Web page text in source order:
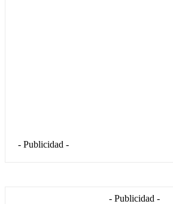
- Publicidad -
- Publicidad -